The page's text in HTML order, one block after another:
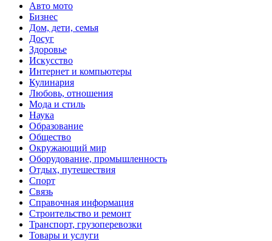
Авто мото
Бизнес
Дом, дети, семья
Досуг
Здоровье
Искусство
Интернет и компьютеры
Кулинария
Любовь, отношения
Мода и стиль
Наука
Образование
Общество
Окружающий мир
Оборудование, промышленность
Отдых, путешествия
Спорт
Связь
Справочная информация
Строительство и ремонт
Транспорт, грузоперевозки
Товары и услуги